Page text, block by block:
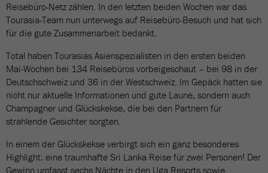
Reisebüro-Netz zählen. In den letzten beiden Wochen war das
Tourasia-Team nun unterwegs auf Reisebüro-Besuch und hat sich
für die gute Zusammenarbeit bedankt.
Total haben Tourasias Asienspezialisten in den ersten beiden
Mai-Wochen bei 134 Reisebüros vorbeigeschaut – bei 98 in der
Deutschschweiz und 36 in der Westschweiz. Im Gepäck hatten sie
nicht nur aktuelle Informationen und gute Laune, sondern auch
Champagner und Glückskekse, die bei den Partnern für
strahlende Gesichter sorgten.
In einem der Glückskekse verbirgt sich ein ganz besonderes
Highlight: eine traumhafte Sri Lanka Reise für zwei Personen! Der
Gewinn umfasst sechs Nächte in den Uga Resorts sowie